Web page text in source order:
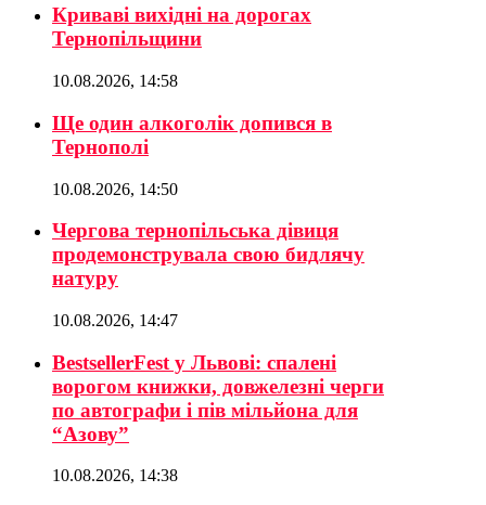
Криваві вихідні на дорогах
Тернопільщини
10.08.2026, 14:58
Ще один алкоголік допився в
Тернополі
10.08.2026, 14:50
Чергова тернопільська дівиця
продемонструвала свою бидлячу
натуру
10.08.2026, 14:47
BestsellerFest у Львові: спалені
ворогом книжки, довжелезні черги
по автографи і пів мільйона для
“Азову”
10.08.2026, 14:38